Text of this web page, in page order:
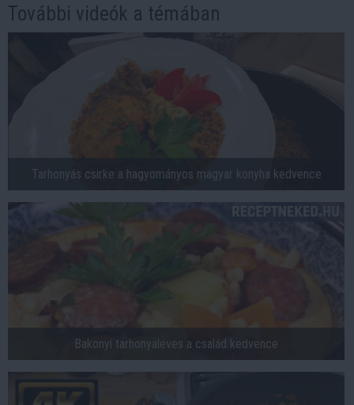
További videók a témában
Tarhonyás csirke a hagyományos magyar konyha kedvence
Bakonyi tarhonyaleves a család kedvence